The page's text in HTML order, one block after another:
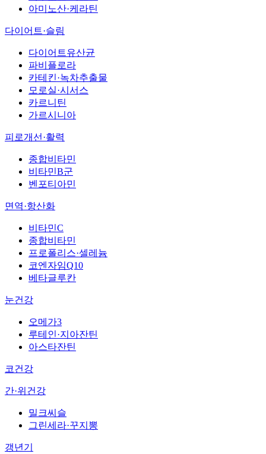
아미노산·케라틴
다이어트·슬림
다이어트유산균
파비플로라
카테킨·녹차추출물
모로실·시서스
카르니틴
가르시니아
피로개선·활력
종합비타민
비타민B군
벤포티아민
면역·항산화
비타민C
종합비타민
프로폴리스·셀레늄
코엔자임Q10
베타글루칸
눈건강
오메가3
루테인·지아잔틴
아스타잔틴
코건강
간·위건강
밀크씨슬
그린세라·꾸지뽕
갱년기